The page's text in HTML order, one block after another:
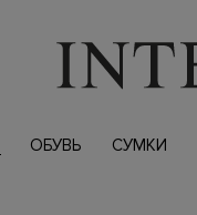
ОБУВЬ СУМКИ